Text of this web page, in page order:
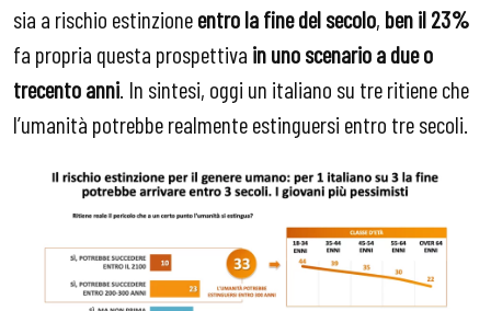
sia a rischio estinzioneentro la fine del secolo, ben il 23%
fa propria questa prospettiva in uno scenario a due o
trecento anni. In sintesi, oggi un italiano su tre ritiene che
l’umanità potrebbe realmente estinguersi entro tre secoli.